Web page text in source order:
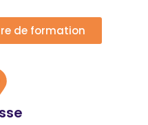
de formation